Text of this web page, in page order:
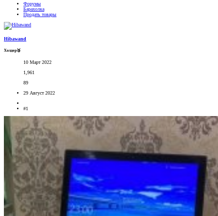
Форумы
Барахолка
Продать товары
Hibawand
Холдер🥉
10 Март 2022
1,961
89
29 Август 2022
#1